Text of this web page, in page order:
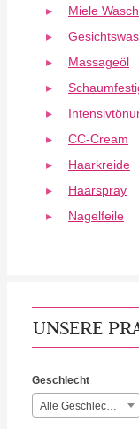
Miele
Massageöl
CC-Cream
Haarkreide
Haarspray
Nagelfeile
UNSERE
Geschlecht
Alle Geschlechter